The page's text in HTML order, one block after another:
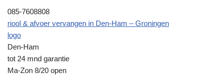
085-7608808
riool & afvoer vervangen in Den-Ham – Groningen
logo
Den-Ham
tot 24 mnd garantie
Ma-Zon 8/20 open